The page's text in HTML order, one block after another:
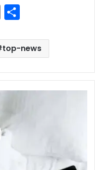
Pr
in
t ar
e
top-news